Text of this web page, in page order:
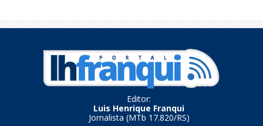
Editor:
Luis Henrique Franqui
Jornalista (MTb 17.820/RS)